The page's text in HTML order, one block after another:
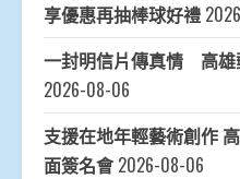
享優惠再抽棒球好禮
一封明信片傳真情 高雄
2026-08-06
支援在地年輕藝術創作
面簽名會 2026-08-06